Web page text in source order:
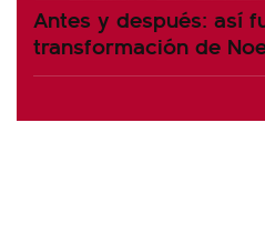
Antes y después: así
transformación de